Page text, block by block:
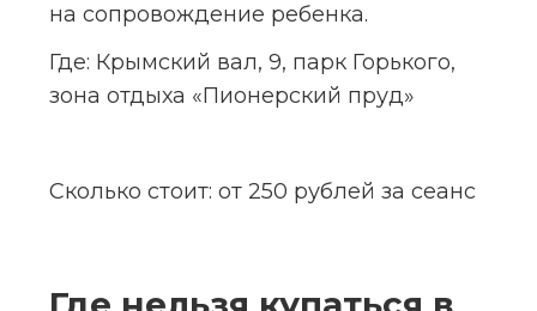
на сопровождение ребенка.
Где: Крымский вал, 9, парк Горького,
зона отдыха «Пионерский пруд»
Сколько стоит: от 250 рублей за сеанс